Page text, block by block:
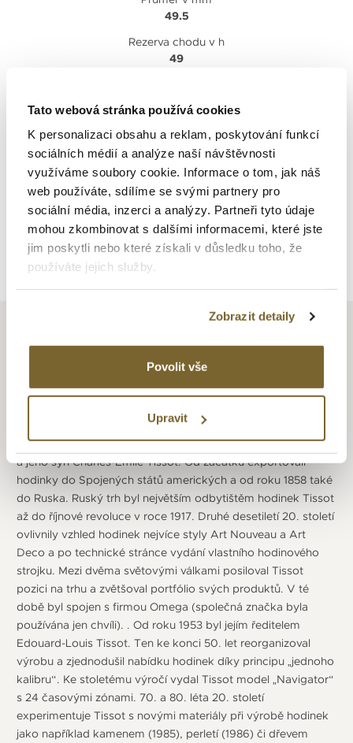
Tato webová stránka používá cookies
K personalizaci obsahu a reklam, poskytování funkcí
sociálních médií a analýze naší návštěvnosti
využíváme soubory cookie. Informace o tom, jak náš
web používáte, sdílíme se svými partnery pro
sociální média, inzerci a analýzy. Partneři tyto údaje
mohou zkombinovat s dalšími informacemi, které jste
jim poskytli nebo které získali v důsledku toho, že
používáte jejich služby.
Zobrazit detaily
Povolit vše
Upravit
49.5
Rezerva chodu v h
49
Barva číselníku
Bílá
Zpět na výpis
TISSOT
Začátek firmy Tissot se datuje do roku 1853, kdy ji
ve švýcarském městě Le Locle založili Charles-Félicien Tissot
a jeho syn Charles-Émile Tissot. Od začátku exportovali
hodinky do Spojených států amerických a od roku 1858 také
do Ruska. Ruský trh byl největším odbytištěm hodinek Tissot
až do říjnové revoluce v roce 1917. Druhé desetiletí 20. století
ovlivnily vzhled hodinek nejvíce styly Art Nouveau a Art
Deco a po technické stránce vydání vlastního hodinového
strojku. Mezi dvěma světovými válkami posiloval Tissot
pozici na trhu a zvětšoval portfólio svých produktů. V té
době byl spojen s firmou Omega (společná značka byla
používána jen chvíli). . Od roku 1953 byl jejím ředitelem
Edouard-Louis Tissot. Ten ke konci 50. let reorganizoval
výrobu a zjednodušil nabídku hodinek díky principu „jednoho
kalibru“. Ke stoletému výročí vydal Tissot model „Navigator“
s 24 časovými zónami. 70. a 80. léta 20. století
experimentuje Tissot s novými materiály při výrobě hodinek
jako například kamenem (1985), perletí (1986) či dřevem